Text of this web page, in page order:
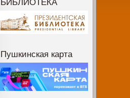
БИБЛИОТЕКА
Пушкинская карта